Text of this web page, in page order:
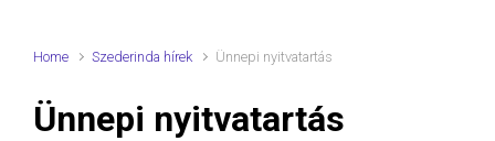
Home Szederinda hírek Ünnepi nyitvatartás
Ünnepi nyitvatartás